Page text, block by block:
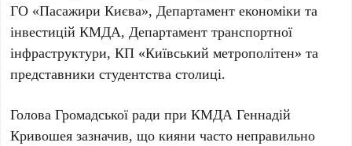
ГО «Пасажири Києва»,Департамент економіки та
інвестицій КМДА,Департамент транспортної
інфраструктури,КП «Київський метрополітен» та
представники студентства столиці.
ГоловаГромадської ради при КМДА Геннадій
Кривошея зазначив, що кияни часто неправильно